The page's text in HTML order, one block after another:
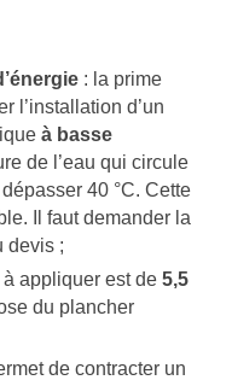
: la prime
l’installation d’un
à basse
de l’eau qui circule
40 °C. Cette
Il faut demander la
devis ;
à appliquer est de 5,5
du plancher
de contracter un